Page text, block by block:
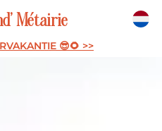
😎🌻 >>
Métairie